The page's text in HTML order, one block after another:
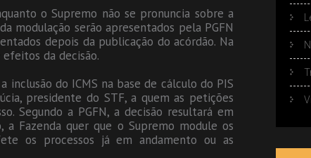
o Supremo não se pronuncia sobre a
modulação serão apresentados pela PGFN
depois da publicação do acórdão. Na
da decisão.
do ICMS na base de cálculo do PIS
presidente do STF, a quem as petições
Segundo a PGFN, a decisão resultará em
Fazenda quer que o Supremo module os
os processos já em andamento ou as